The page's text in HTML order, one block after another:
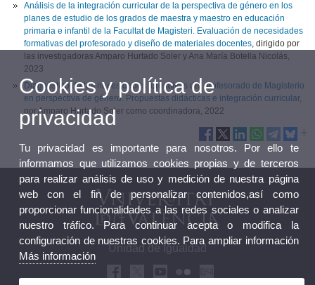
Análisis de la integración curricular de la perspectiva de género en los
planes de estudio de los grados de maestra y maestro en educación
primaria e infantil de la Facultat de Magisteri. Evaluación de necesidades
formativas del profesorado y diseño de materiales docentes, dirigido por
las investigadoras Amparo Hurtado Soler y Ana María Botella Nicolás,
2023
Diagnóstico de las necesidades formativas del profesorado de Magisterio
en perspectiva de género. Propuestas didácticas e integración curricular,
por Amparo Hurtado Soler como coordinadora, 2022
Unidad de Igualdad
Cookies y política de
privacidad
Tu privacidad es importante para nosotros. Por ello te
informamos que utilizamos cookies propias y de terceros
para realizar análisis de uso y medición de nuestra página
web con el fin de personalizar contenidos,así como
proporcionar funcionalidades a las redes sociales o analizar
nuestro tráfico. Para continuar acepta o modifica la
configuración de nuestras cookies. Para ampliar información
Más información